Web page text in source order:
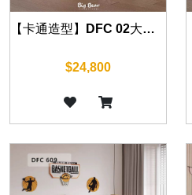
【卡通造型】DFC 02大耳狗 床組 另有四尺
$24,800